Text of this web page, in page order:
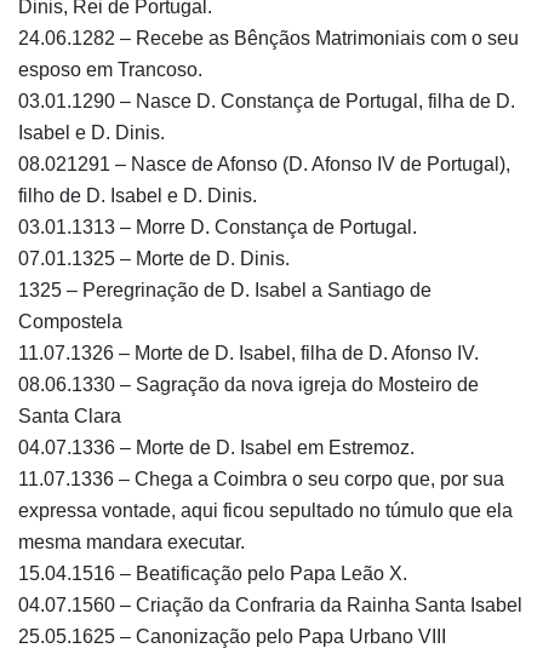
Dinis, Rei de Portugal.
24.06.1282 – Recebe as Bênçãos Matrimoniais com o seu
esposo em Trancoso.
03.01.1290 – Nasce D. Constança de Portugal, filha de D.
Isabel e D. Dinis.
08.021291 – Nasce de Afonso (D. Afonso IV de Portugal),
filho de D. Isabel e D. Dinis.
03.01.1313 – Morre D. Constança de Portugal.
07.01.1325 – Morte de D. Dinis.
1325 – Peregrinação de D. Isabel a Santiago de
Compostela
11.07.1326 – Morte de D. Isabel, filha de D. Afonso IV.
08.06.1330 – Sagração da nova igreja do Mosteiro de
Santa Clara
04.07.1336 – Morte de D. Isabel em Estremoz.
11.07.1336 – Chega a Coimbra o seu corpo que, por sua
expressa vontade, aqui ficou sepultado no túmulo que ela
mesma mandara executar.
15.04.1516 – Beatificação pelo Papa Leão X.
04.07.1560 – Criação da Confraria da Rainha Santa Isabel
25.05.1625 – Canonização pelo Papa Urbano VIII